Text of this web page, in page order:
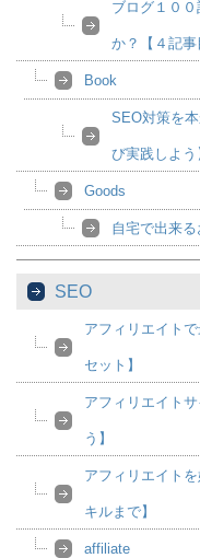
ブログ１０
か？【４記事
Book
SEO対策を
び実践しよう
Goods
自宅で出来
SEO
アフィリエイト
セット】
アフィリエイト
う】
アフィリエイト
キルまで】
affiliate